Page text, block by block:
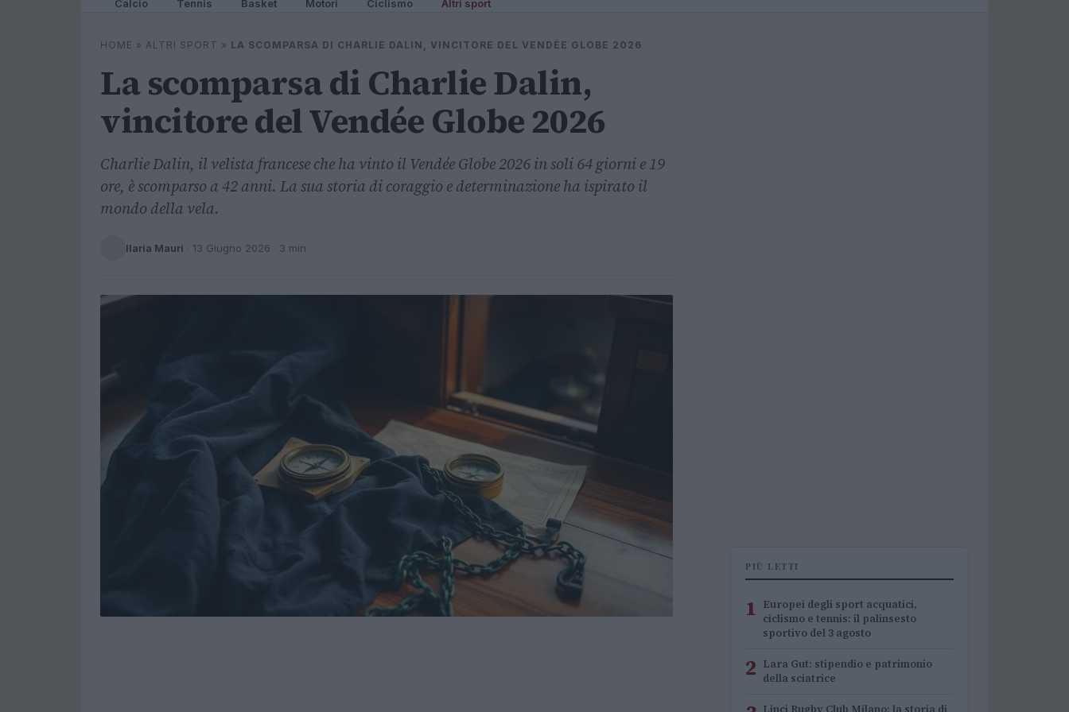
Calcio Tennis Basket Motori Ciclismo Altri sport
HOME » ALTRI SPORT » LA SCOMPARSA DI CHARLIE DALIN, VINCITORE DEL VENDÉE GLOBE 2026
La scomparsa di Charlie Dalin,
vincitore del Vendée Globe 2026
Charlie Dalin, il velista francese che ha vinto il Vendée Globe 2026 in soli 64 giorni e 19
ore, è scomparso a 42 anni. La sua storia di coraggio e determinazione ha ispirato il
mondo della vela.
Ilaria Mauri · 13 Giugno 2026 · 3 min
PIÙ LETTI
1 Europei degli sport acquatici,
ciclismo e tennis: il palinsesto
sportivo del 3 agosto
2 Lara Gut: stipendio e patrimonio
della sciatrice
Linci Rugby Club Milano: la storia di